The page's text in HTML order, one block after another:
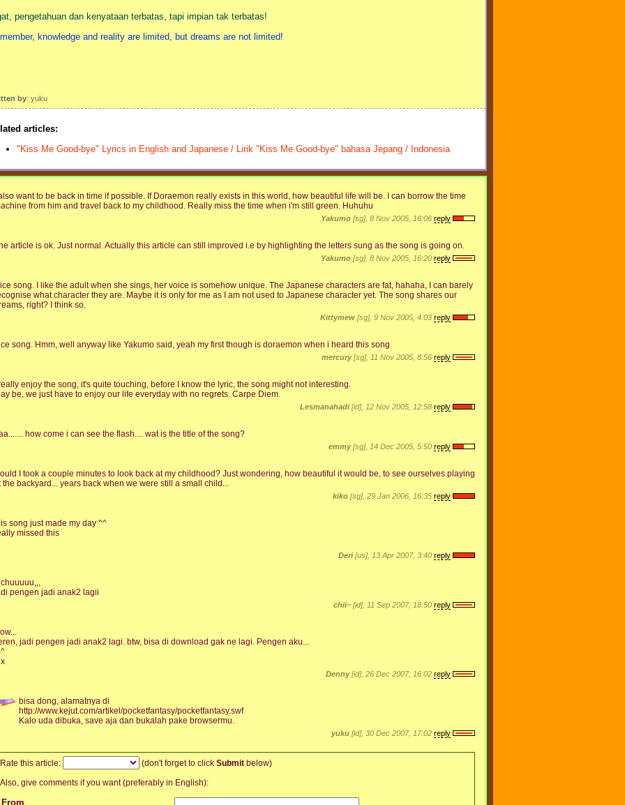
pengetahuan dan kenyataan terbatas, tapi impian tak terbatas!
knowledge and reality are limited, but dreams are not limited!
by: yuku
articles:
"Kiss Me Good-bye" Lyrics in English and Japanese / Lirik "Kiss Me Good-bye" bahasa Jepang / Indonesia
want to be back in time if possible. If Doraemon really exists in this world, how beautiful life will be. I can borrow the time
from him and travel back to my childhood. Really miss the time when i'm still green. Huhuhu
Yakumo [sg], 8 Nov 2005, 16:06 reply
article is ok. Just normal. Actually this article can still improved i.e by highlighting the letters sung as the song is going on.
Yakumo [sg], 8 Nov 2005, 16:20 reply
song. I like the adult when she sings, her voice is somehow unique. The Japanese characters are fat, hahaha, I can barely
what character they are. Maybe it is only for me as I am not used to Japanese character yet. The song shares our
right? I think so.
Kittymew [sg], 9 Nov 2005, 4:03 reply
song. Hmm, well anyway like Yakumo said, yeah my first though is doraemon when i heard this song
mercury[sg], 11 Nov 2005, 8:56 reply
enjoy the song, it's quite touching, before I know the lyric, the song might not interesting.
be, we just have to enjoy our life everyday with no regrets. Carpe Diem.
Lesmanahadi [id], 12 Nov 2005, 12:58 reply
how come i can see the flash.... wat is the title of the song?
emmy[sg], 14 Dec 2005, 5:50 reply
I took a couple minutes to look back at my childhood? Just wondering, how beautiful it would be, to see ourselves playing
the backyard... years back when we were still a small child...
kiko [sg], 29 Jan 2006, 16:35 reply
song just made my day ^^
missed this
Deri [us], 13 Apr 2007, 3:40 reply
pengen jadi anak2 lagii
chii~ [id], 11 Sep 2007, 18:50 reply
jadi pengen jadi anak2 lagi. btw, bisa di download gak ne lagi. Pengen aku...
Denny[id], 26 Dec 2007, 16:02 reply
bisa dong, alamatnya di
http://www.kejut.com/artikel/pocketfantasy/pocketfantasy.swf
Kalo uda dibuka, save aja dan bukalah pake browsermu.
yuku [id], 30 Dec 2007, 17:02 reply
Rate this article: (don't forget to click Submit below)
Also, give comments if you want (preferably in English):
From